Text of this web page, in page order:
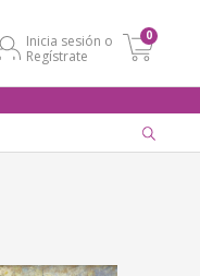
Inicia sesión o
Regístrate
0